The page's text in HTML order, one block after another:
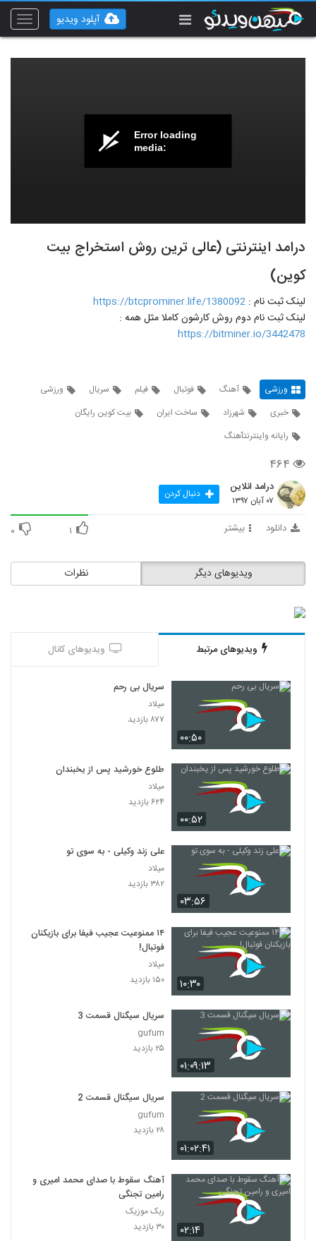
Toggle
آپلود ویدیو
Error loading
media:
درامد اینترنتی (عالی ترین روش استخراج بیت
کوین)
لینک ثبت نام : https://btcprominer.life/1380092
لینک ثبت نام دوم روش کارشون کاملا مثل همه :
https://bitminer.io/3442478
ورزشی آهنگ فوتبال فیلم سریال
ورزشی
خبری
شهرزاد ساخت ایران
بیت کوین رایگان
رایانه واینترنتآهنگ
۴۶۴
درامد انلاین
۰۷ آبان ۱۳۹۷ دنبال کردن
دانلود بیشتر ۱ ۰
نظرات ویدیوهای دیگر
ویدیوهای مرتبط ویدیوهای کانال
۰۰:۵۰
سریال بی رحم
میلاد
۸۷۷ بازدید
۰۰:۵۲
طلوع خورشید پس از یخبندان
میلاد
۶۲۴ بازدید
۰۳:۵۶
علی زند وکیلی - به سوی تو
میلاد
۳۸۲ بازدید
۱۰:۳۰
۱۴ ممنوعیت عجیب فیفا برای بازیکنان
فوتبال!
میلاد
۱۵۰ بازدید
۰۱:۰۹:۱۳
سریال سیگنال قسمت 3
gufum
۲۵ بازدید
۰۱:۰۲:۴۱
سریال سیگنال قسمت 2
gufum
۲۸ بازدید
۰۲:۱۴
آهنگ سقوط با صدای محمد امیری و
رامین تجنگی
ربک موزیک
۳۰ بازدید